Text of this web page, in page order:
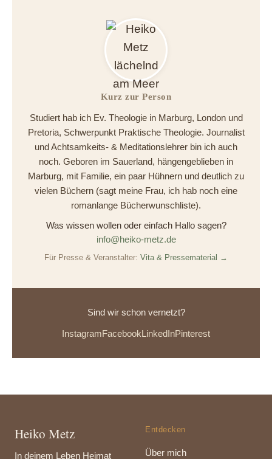
Kurz zur Person
Studiert hab ich Ev. Theologie in Marburg, London und
Pretoria, Schwerpunkt Praktische Theologie. Journalist
und Achtsamkeits- & Meditationslehrer bin ich auch
noch. Geboren im Sauerland, hängengeblieben in
Marburg, mit Familie, ein paar Hühnern und deutlich zu
vielen Büchern (sagt meine Frau, ich hab noch eine
romanlange Bücherwunschliste).
Was wissen wollen oder einfach Hallo sagen?
info@heiko-metz.de
Für Presse & Veranstalter: Vita & Pressematerial →
Sind wir schon vernetzt?
InstagramFacebookLinkedInPinterest
Heiko Metz
In deinem Leben Heimat
Entdecken
Über mich